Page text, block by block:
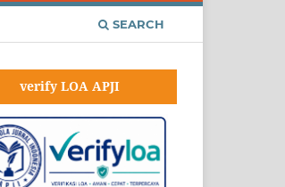
SEARCH
verify LOA APJI